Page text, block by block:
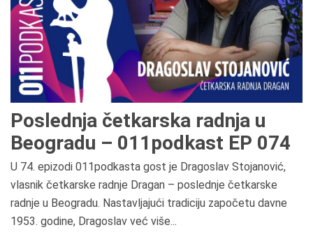
Poslednja četkarska radnja u
Beogradu – 011podkast EP 074
U 74. epizodi 011podkasta gost je Dragoslav Stojanović,
vlasnik četkarske radnje Dragan – poslednje četkarske
radnje u Beogradu. Nastavljajući tradiciju započetu davne
1953. godine, Dragoslav već više...